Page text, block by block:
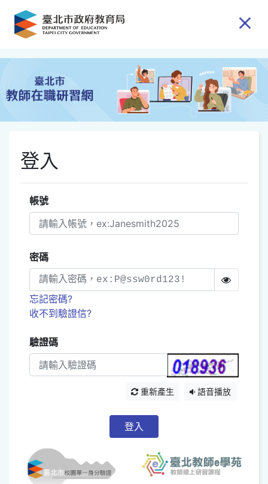
跳到主要內容
登入
帳號
密碼
忘記密碼?
收不到驗證信?
驗證碼
重新產生 語音播放
登入